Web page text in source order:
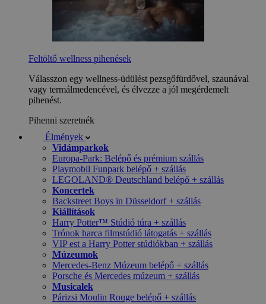
Feltöltő wellness pihenések
Válasszon egy wellness-üdülést pezsgőfürdővel, szaunával
vagy termálmedencével, és élvezze a jól megérdemelt
pihenést.
Pihenni szeretnék
Élmények
Vidámparkok
Europa-Park: Belépő és prémium szállás
Playmobil Funpark belépő + szállás
LEGOLAND® Deutschland belépő + szállás
Koncertek
Backstreet Boys in Düsseldorf + szállás
Kiállítások
Harry Potter™ Stúdió túra + szállás
Trónok harca filmstúdió látogatás + szállás
VIP est a Harry Potter stúdiókban + szállás
Múzeumok
Mercedes-Benz Múzeum belépő + szállás
Porsche és Mercedes múzeum + szállás
Musicalek
Párizsi Moulin Rouge belépő + szállás